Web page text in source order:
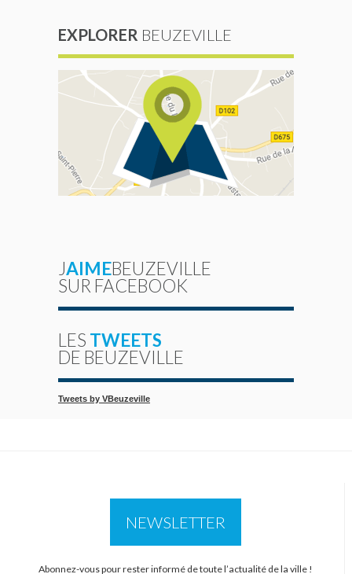
EXPLORER BEUZEVILLE
JAIMEBEUZEVILLE
SUR FACEBOOK
LES TWEETS
DE BEUZEVILLE
Tweets by VBeuzeville
NEWSLETTER
Abonnez-vous pour rester informé de toute l’actualité de la ville !